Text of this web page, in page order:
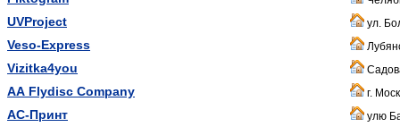
UVProject ул.
Veso-Express
Vizitka4you
АА Flydisc Company г.
АС-Принт улю